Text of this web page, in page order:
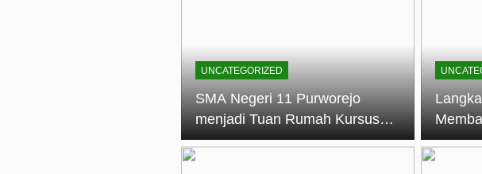
11 Purworejo Sukses Gelar LPBB Jatayudha Open 2 Tahun 2026
UNCATEGORIZED
SMA Negeri 11 Purworejo
menjadi Tuan Rumah Kursus
Pembina Pramuka Mahir